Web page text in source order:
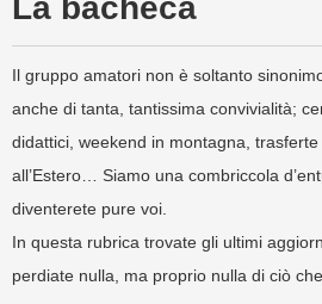
La bacheca
Il gruppo amatori non è soltanto
anche di tanta, tantissima convivialità;
didattici, weekend in montagna,
all’Estero… Siamo una combriccola
diventerete pure voi.
In questa rubrica trovate gli ultimi
perdiate nulla, ma proprio nulla di ciò